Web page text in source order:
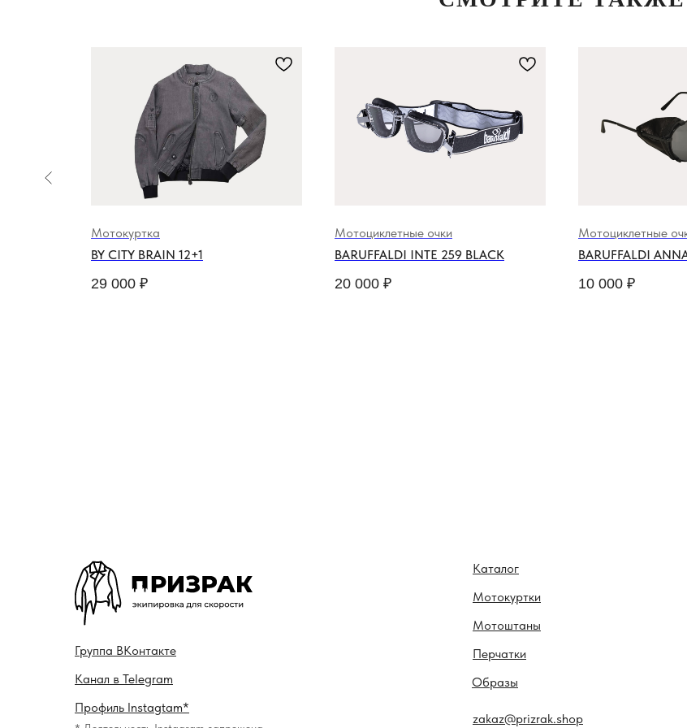
BY CITY BRAIN 12+1
Мотокуртка
29 000 ₽
BARUFFALDI INTE 259 BLACK
Мотоциклетные очки
20 000 ₽
BARUFFALDI
Мотоциклетные
10 000 ₽
Каталог
Мотокуртки
Мотоштаны
Перчатки
Образы
Канал в Telegram
Профиль Instagtam*
Гру ппа ВКонтакте
zakaz@prizrak.shop